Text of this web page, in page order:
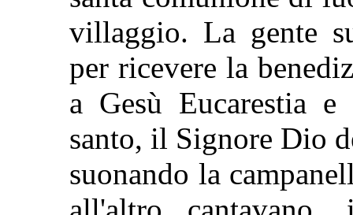
villaggio. La gente
per ricevere la
a Gesù Eucarestia
santo, il Signore Dio
suonando la